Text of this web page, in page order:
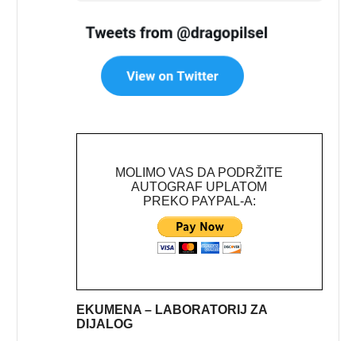
MOLIMO VAS DA PODRŽITE
AUTOGRAF UPLATOM
PREKO PAYPAL-A:
EKUMENA – LABORATORIJ ZA
DIJALOG